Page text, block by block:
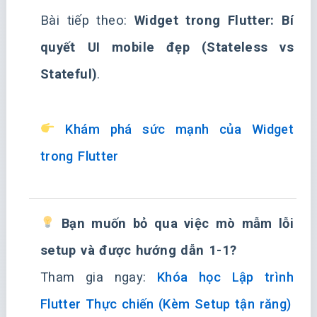
Bài tiếp theo: Widget trong Flutter: Bí
quyết UI mobile đẹp (Stateless vs
Stateful).
Khám phá sức mạnh của Widget
trong Flutter
Bạn muốn bỏ qua việc mò mẫm lỗi
setup và được hướng dẫn 1-1?
Tham gia ngay: Khóa học Lập trình
Flutter Thực chiến (Kèm Setup tận răng)